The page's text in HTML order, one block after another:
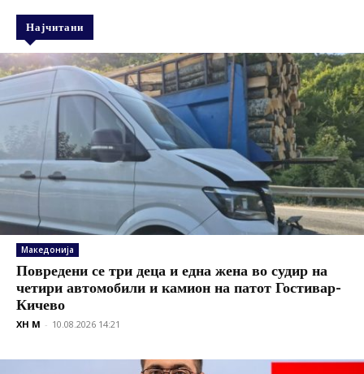
Најчитани
Македонија
Повредени се три деца и една жена во судир на
четири автомобили и камион на патот Гостивар-
Кичево
XH M - 10.08.2026 14:21